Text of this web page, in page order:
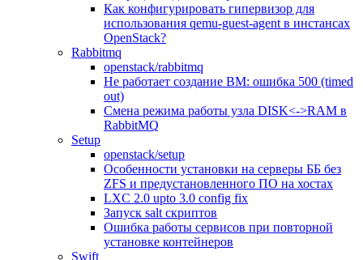
Как конфигурировать гипервизор для
использования qemu-guest-agent в инстансах
OpenStack?
Rabbitmq
openstack/rabbitmq
Не работает создание ВМ: ошибка 500 (timed
out)
Смена режима работы узла DISK<->RAM в
RabbitMQ
Setup
openstack/setup
Особенности установки на серверы ББ без
ZFS и предустановленного ПО на хостах
LXC 2.0 upto 3.0 config fix
Запуск salt скриптов
Ошибка работы сервисов при повторной
установке контейнеров
Swift